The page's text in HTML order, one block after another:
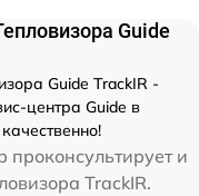
Guide
Guide TrackIR -
центра Guide в
и
TrackIR.